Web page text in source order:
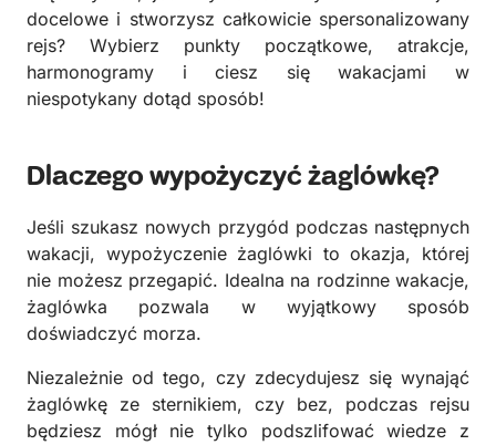
docelowe i stworzysz całkowicie spersonalizowany
rejs? Wybierz punkty początkowe, atrakcje,
harmonogramy i ciesz się wakacjami w
niespotykany dotąd sposób!
Dlaczego wypożyczyć żaglówkę?
Jeśli szukasz nowych przygód podczas następnych
wakacji, wypożyczenie żaglówki to okazja, której
nie możesz przegapić. Idealna na rodzinne wakacje,
żaglówka pozwala w wyjątkowy sposób
doświadczyć morza.
Niezależnie od tego, czy zdecydujesz się wynająć
żaglówkę ze sternikiem, czy bez, podczas rejsu
będziesz mógł nie tylko podszlifować wiedze z